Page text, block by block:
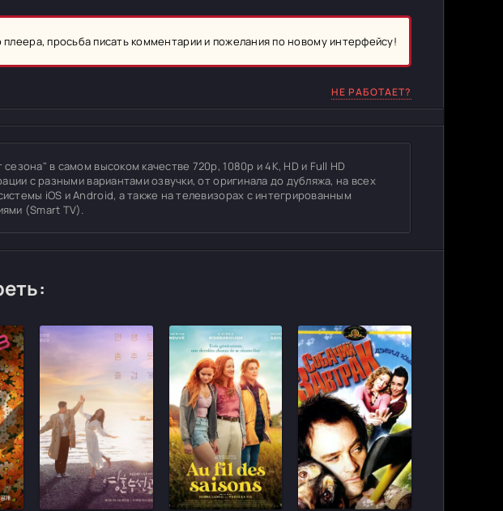
просьба писать комментарии и пожелания по новому интерфейсу!
НЕ РАБОТАЕТ?
в самом высоком качестве 720p, 1080p и 4K, HD и Full HD
с разными вариантами озвучки, от оригинала до дубляжа, на всех
iOS и Android, а также на телевизорах с интегрированным
(Smart TV).
[/xfgiven_cvh_poster_urlcvh_poster_url][/xfgiven_cvh_poster_urlcvh_poster_url]
[/